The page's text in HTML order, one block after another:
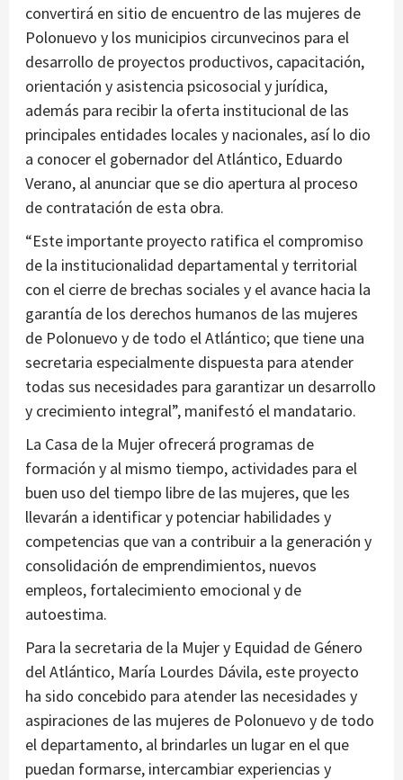
convertirá en sitio de encuentro de las mujeres de
Polonuevo y los municipios circunvecinos para el
desarrollo de proyectos productivos, capacitación,
orientación y asistencia psicosocial y jurídica,
además para recibir la oferta institucional de las
principales entidades locales y nacionales, así lo dio
a conocer el gobernador del Atlántico, Eduardo
Verano, al anunciar que se dio apertura al proceso
de contratación de esta obra.
“Este importante proyecto ratifica el compromiso
de la institucionalidad departamental y territorial
con el cierre de brechas sociales y el avance hacia la
garantía de los derechos humanos de las mujeres
de Polonuevo y de todo el Atlántico; que tiene una
secretaria especialmente dispuesta para atender
todas sus necesidades para garantizar un desarrollo
y crecimiento integral”, manifestó el mandatario.
La Casa de la Mujer ofrecerá programas de
formación y al mismo tiempo, actividades para el
buen uso del tiempo libre de las mujeres, que les
llevarán a identificar y potenciar habilidades y
competencias que van a contribuir a la generación y
consolidación de emprendimientos, nuevos
empleos, fortalecimiento emocional y de
autoestima.
Para la secretaria de la Mujer y Equidad de Género
del Atlántico, María Lourdes Dávila, este proyecto
ha sido concebido para atender las necesidades y
aspiraciones de las mujeres de Polonuevo y de todo
el departamento, al brindarles un lugar en el que
puedan formarse, intercambiar experiencias y